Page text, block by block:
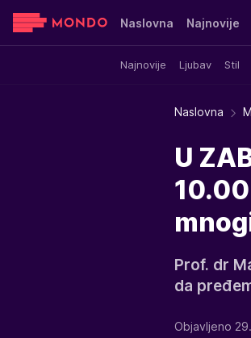
Naslovna Najnovije
Najnovije Ljubav Stil
Sensa Stvar ukusa
Naslovna
U
Prof. dr
da
Objavljeno